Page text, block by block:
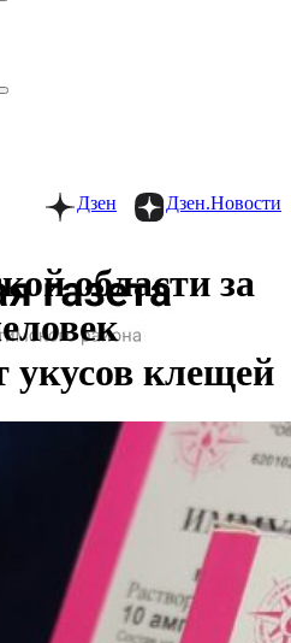
Дзен.Новости
Дзен
области за
укусов клещей